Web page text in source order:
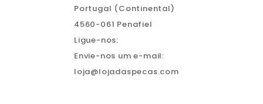
Portugal (Continental)
4560-061 Penafiel
Ligue-nos:
Envie-nos um e-mail:
loja@lojadaspecas.com